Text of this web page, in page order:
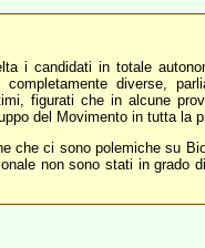
i candidati in totale
completamente diverse,
figurati che in alcune
del Movimento in tutta la
che ci sono polemiche su
non sono stati in grado